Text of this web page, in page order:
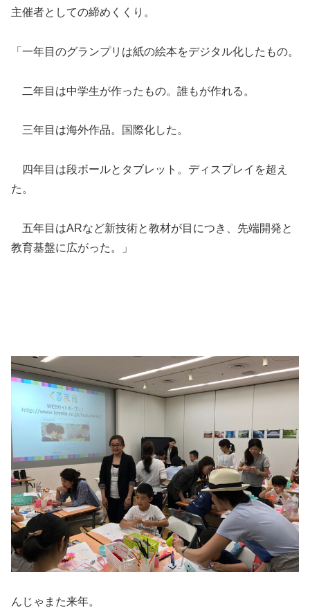
主催者としての締めくくり。
「一年目のグランプリは紙の絵本をデジタル化したもの。
二年目は中学生が作ったもの。誰もが作れる。
三年目は海外作品。国際化した。
四年目は段ボールとタブレット。ディスプレイを超え
た。
五年目はARなど新技術と教材が目につき、先端開発と
教育基盤に広がった。」
んじゃまた来年。